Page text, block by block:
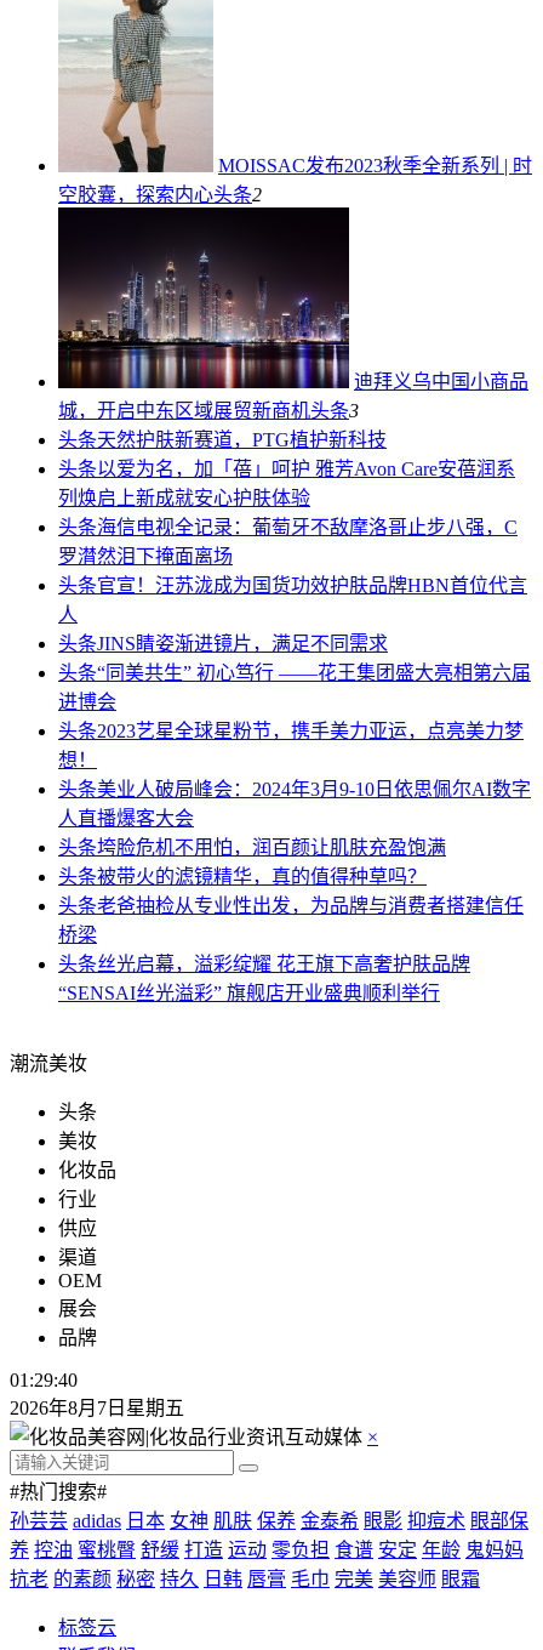
MOISSAC发布2023秋季全新系列 | 时
空胶囊，探索内心头条2
迪拜义乌中国小商品
城，开启中东区域展贸新商机头条3
头条天然护肤新赛道，PTG植护新科技
头条以爱为名，加「蓓」呵护 雅芳Avon Care安蓓润系
列焕启上新成就安心护肤体验
头条海信电视全记录：葡萄牙不敌摩洛哥止步八强，C
罗潸然泪下掩面离场
头条官宣！汪苏泷成为国货功效护肤品牌HBN首位代言
人
头条JINS睛姿渐进镜片，满足不同需求
头条“同美共生” 初心笃行 ——花王集团盛大亮相第六届
进博会
头条2023艺星全球星粉节，携手美力亚运，点亮美力梦
想！
头条美业人破局峰会：2024年3月9-10日依思佩尔AI数字
人直播爆客大会
头条垮脸危机不用怕，润百颜让肌肤充盈饱满
头条被带火的滤镜精华，真的值得种草吗？
头条老爸抽检从专业性出发，为品牌与消费者搭建信任
桥梁
头条丝光启幕，溢彩绽耀 花王旗下高奢护肤品牌
“SENSAI丝光溢彩” 旗舰店开业盛典顺利举行
潮流美妆
头条
美妆
化妆品
行业
供应
渠道
OEM
展会
品牌
01:29:41
2026年8月7日星期五
×
#热门搜索#
孙芸芸 adidas 日本 女神 肌肤 保养 金泰希 眼影 抑痘术 眼部保
养 控油 蜜桃臀 舒缓 打造 运动 零负担 食谱 安定 年龄 鬼妈妈
抗老 的素颜 秘密 持久 日韩 唇膏 毛巾 完美 美容师 眼霜
标签云